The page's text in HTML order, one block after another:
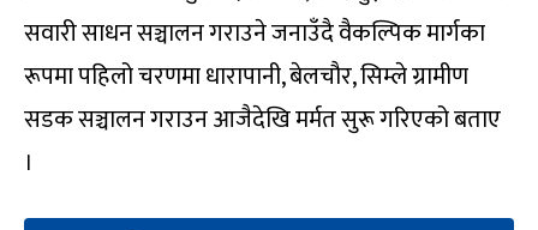
सवारी साधन सञ्चालन गराउने जनाउँदै वैकल्पिक मार्गका
रूपमा पहिलो चरणमा धारापानी, बेलचौर, सिम्ले ग्रामीण
सडक सञ्चालन गराउन आजैदेखि मर्मत सुरू गरिएको बताए
।